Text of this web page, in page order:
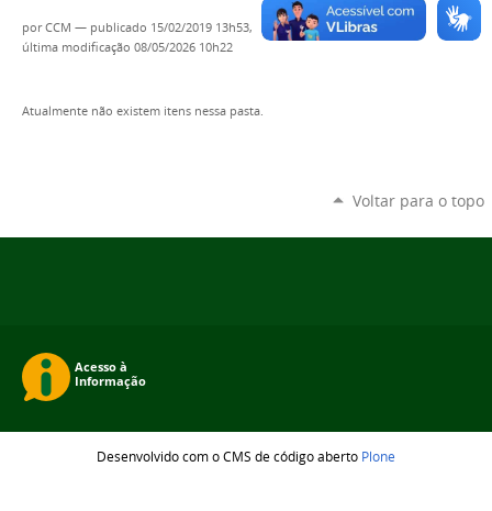
porCCM — publicado 15/02/2019 13h53,
última modificação 08/05/2026 10h22
Atualmente não existem itens nessa pasta.
Voltar para o topo
Desenvolvido com o CMS de código aberto Plone